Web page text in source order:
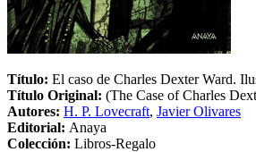
Título: El caso de Charles Dexter Ward.
Título Original: (The Case of Charles
Autores: H. P. Lovecraft, Javier Olivares
Editorial: Anaya
Colección: Libros-Regalo